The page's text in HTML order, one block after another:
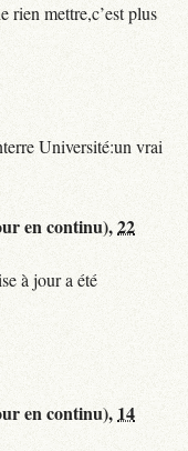
rien mettre,c’est plus
Université:un vrai
en continu),22
à jour a été
en continu), 14